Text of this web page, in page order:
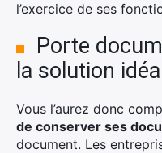
l’exercice de ses
Porte
la solution
Vous l’aurez donc
de conserver ses
document. Les